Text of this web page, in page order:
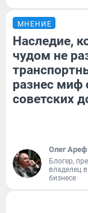
МНЕНИЕ
Наследие,
чудом не
разнес миф
советских
Олег
Блогер,
владелец
бизнесе